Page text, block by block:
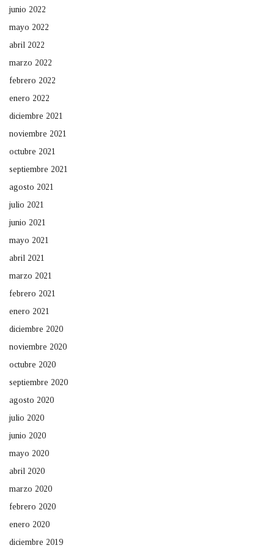
junio 2022
mayo 2022
abril 2022
marzo 2022
febrero 2022
enero 2022
diciembre 2021
noviembre 2021
octubre 2021
septiembre 2021
agosto 2021
julio 2021
junio 2021
mayo 2021
abril 2021
marzo 2021
febrero 2021
enero 2021
diciembre 2020
noviembre 2020
octubre 2020
septiembre 2020
agosto 2020
julio 2020
junio 2020
mayo 2020
abril 2020
marzo 2020
febrero 2020
enero 2020
diciembre 2019